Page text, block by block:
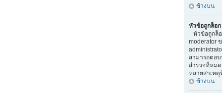
ข้างบน
หัวข้อถูกล็อก
หัวข้อถูกล็
moderator
สามารถตอ
สำรวจที่หม
หลายสาเห
ข้างบน